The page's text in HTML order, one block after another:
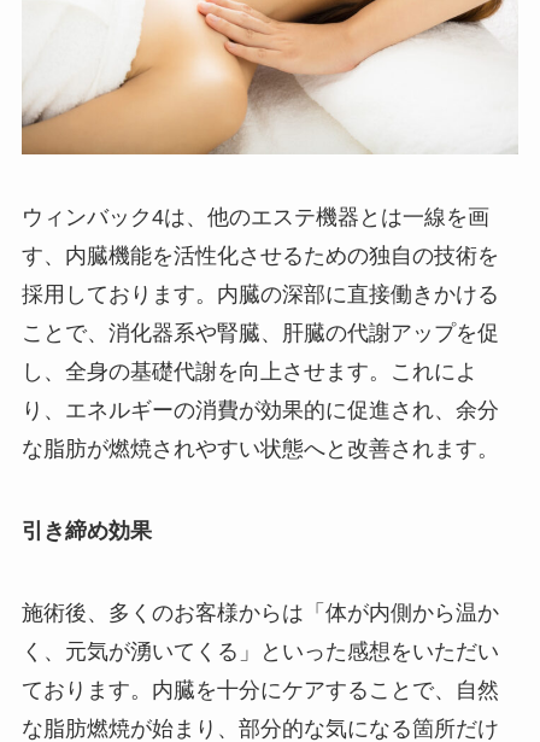
ウィンバック4は、他のエステ機器とは一線を画
す、内臓機能を活性化させるための独自の技術を
採用しております。内臓の深部に直接働きかける
ことで、消化器系や腎臓、肝臓の代謝アップを促
し、全身の基礎代謝を向上させます。これによ
り、エネルギーの消費が効果的に促進され、余分
な脂肪が燃焼されやすい状態へと改善されます。
引き締め効果
施術後、多くのお客様からは「体が内側から温か
く、元気が湧いてくる」といった感想をいただい
ております。内臓を十分にケアすることで、自然
な脂肪燃焼が始まり、部分的な気になる箇所だけ